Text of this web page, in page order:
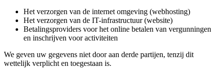
Het verzorgen van de internet omgeving (webhosting)
Het verzorgen van de IT-infrastructuur (website)
Betalingsproviders voor het online betalen van vergunningen
en inschrijven voor activiteiten
We geven uw gegevens niet door aan derde partijen, tenzij dit
wettelijk verplicht en toegestaan is.